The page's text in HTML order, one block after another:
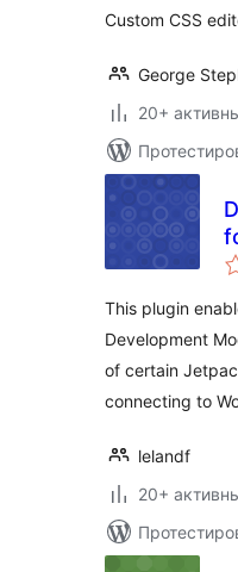
Custom CSS
George
20+
This plugin
Development
of certain
connecting to
lelandf
20+